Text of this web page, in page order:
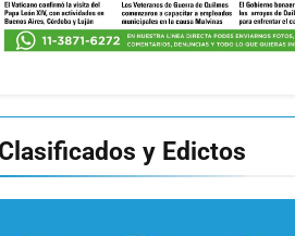
Clasificados y Edictos